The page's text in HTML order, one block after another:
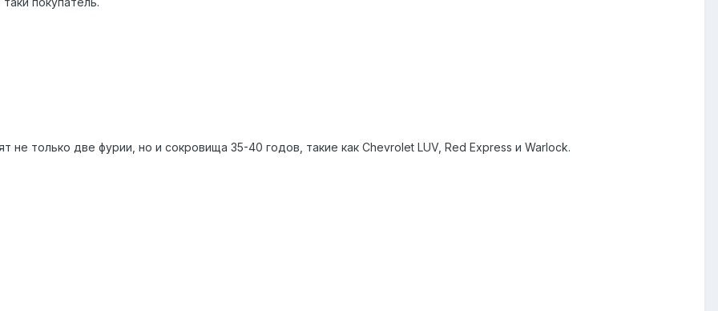
не только две фурии, но и сокровища 35-40 годов, такие как Chevrolet LUV, Red Express и Warlock.